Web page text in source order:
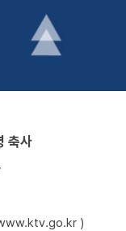
축사
www.ktv.go.kr )